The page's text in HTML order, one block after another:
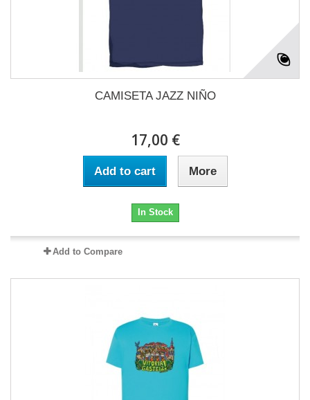
CAMISETA JAZZ NIÑO
17,00 €
Add to cart More
In Stock
Add to Compare